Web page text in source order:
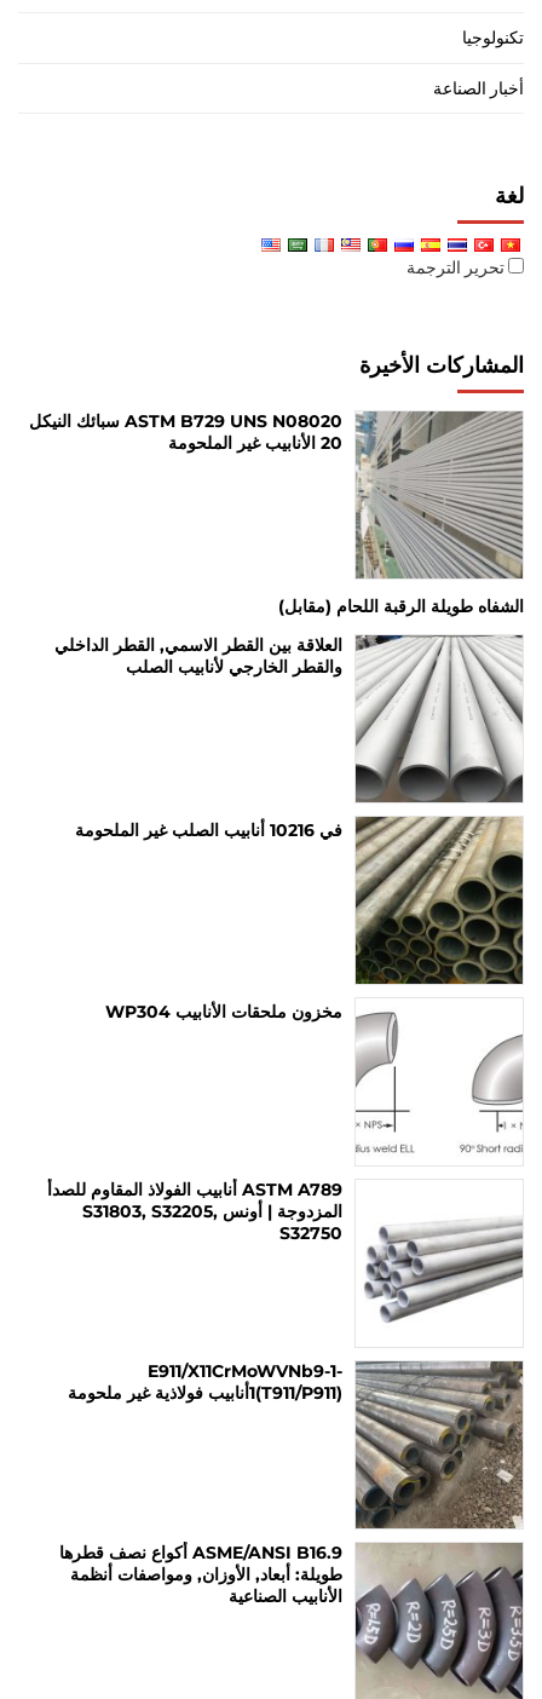
تكنولوجيا
أخبار الصناعة
لغة
تحرير الترجمة
المشاركات الأخيرة
ASTM B729 UNS N08020 سبائك النيكل
20 الأنابيب غير الملحومة
الشفاه طويلة الرقبة اللحام (مقابل)
العلاقة بين القطر الاسمي, القطر الداخلي
والقطر الخارجي لأنابيب الصلب
في 10216 أنابيب الصلب غير الملحومة
مخزون ملحقات الأنابيب WP304
ASTM A789 أنابيب الفولاذ المقاوم للصدأ
المزدوجة | أونس S31803, S32205,
S32750
E911/X11CrMoWVNb9-1-
1(T911/P911)أنابيب فولاذية غير ملحومة
ASME/ANSI B16.9 أكواع نصف قطرها
طويلة: أبعاد, الأوزان, ومواصفات أنظمة
الأنابيب الصناعية